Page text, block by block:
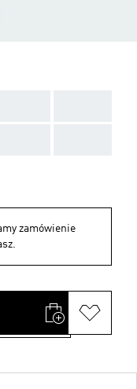
zamówienie